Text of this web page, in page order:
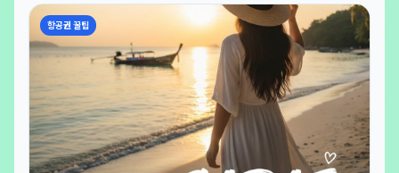
항공권 꿀팁